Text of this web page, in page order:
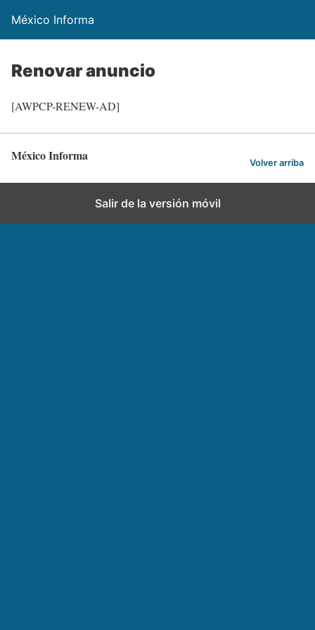
México Informa
Renovar anuncio
[AWPCP-RENEW-AD]
México Informa Volver arriba
Salir de la versión móvil